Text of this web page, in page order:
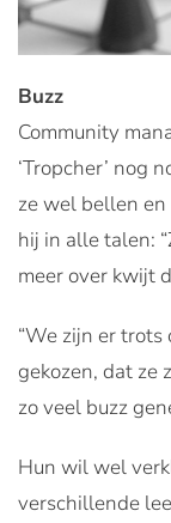
Buzz
Community
‘Tropcher’ nog
ze wel bellen
hij in alle talen:
meer over kwijt
“We zijn er trots
gekozen, dat ze
zo veel buzz
Hun wil wel
verschillende